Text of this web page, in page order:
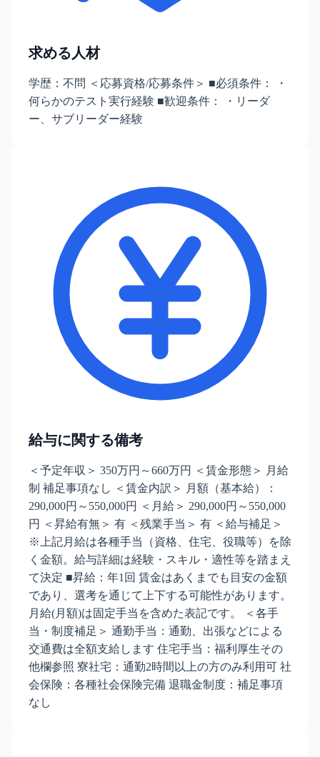
求める人材
学歴：不問 ＜応募資格/応募条件＞ ■必須条件： ・
何らかのテスト実行経験 ■歓迎条件： ・リーダ
ー、サブリーダー経験
給与に関する備考
＜予定年収＞ 350万円～660万円 ＜賃金形態＞ 月給
制 補足事項なし ＜賃金内訳＞ 月額（基本給）：
290,000円～550,000円 ＜月給＞ 290,000円～550,000
円 ＜昇給有無＞ 有 ＜残業手当＞ 有 ＜給与補足＞
※上記月給は各種手当（資格、住宅、役職等）を除
く金額。給与詳細は経験・スキル・適性等を踏まえ
て決定 ■昇給：年1回 賃金はあくまでも目安の金額
であり、選考を通じて上下する可能性があります。
月給(月額)は固定手当を含めた表記です。 ＜各手
当・制度補足＞ 通勤手当：通勤、出張などによる
交通費は全額支給します 住宅手当：福利厚生その
他欄参照 寮社宅：通勤2時間以上の方のみ利用可 社
会保険：各種社会保険完備 退職金制度：補足事項
なし